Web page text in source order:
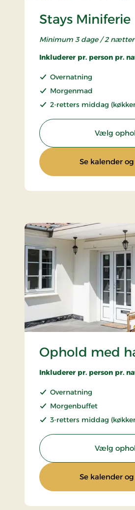
Stays Miniferie
Minimum 3 dage / 2 nætter
Inkluderer pr. person pr.
Overnatning
Morgenmad
2-retters middag
Vælg
Se kalender
Ophold med
Inkluderer pr. person pr.
Overnatning
Morgenbuffet
3-retters middag
Vælg
Se kalender